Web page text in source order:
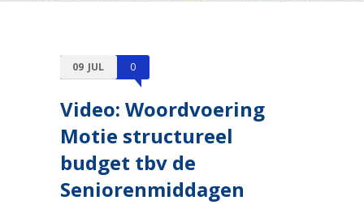
09 JUL 0
Video: Woordvoering
Motie structureel
budget tbv de
Seniorenmiddagen